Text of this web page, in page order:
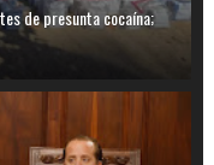
de presunta cocaína;